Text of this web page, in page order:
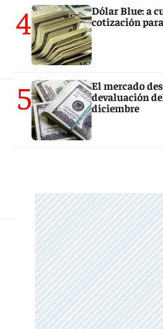
4
Dólar Blue: a
cotización
5
El mercado
devaluación
diciembre